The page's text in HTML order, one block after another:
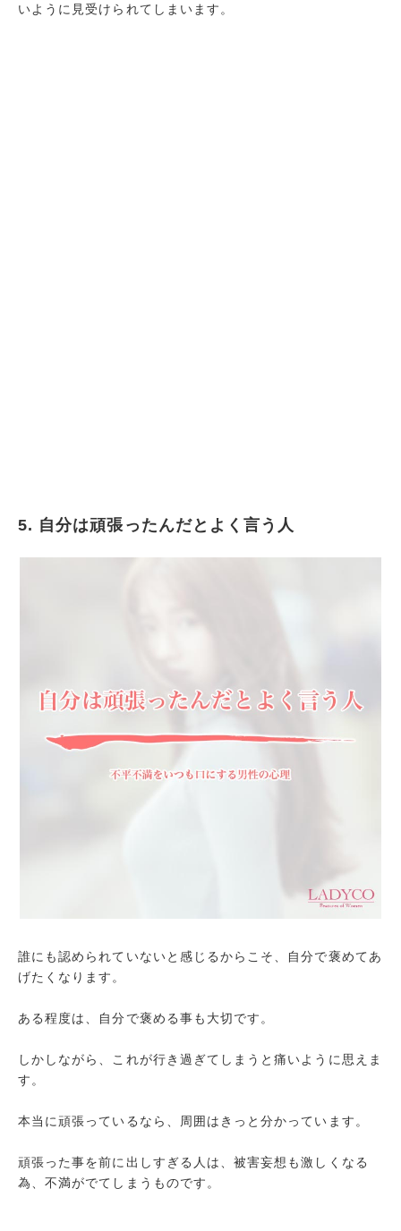
いように見受けられてしまいます。
5. 自分は頑張ったんだとよく言う人
誰にも認められていないと感じるからこそ、自分で褒めてあ
げたくなります。
ある程度は、自分で褒める事も大切です。
しかしながら、これが行き過ぎてしまうと痛いように思えま
す。
本当に頑張っているなら、周囲はきっと分かっています。
頑張った事を前に出しすぎる人は、被害妄想も激しくなる
為、不満がでてしまうものです。